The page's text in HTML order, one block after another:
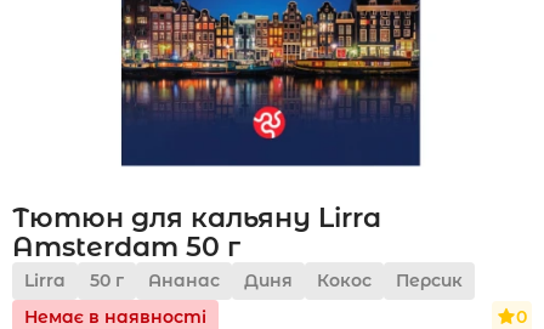
Укр
Тютюн для кальяну Lirra
Amsterdam 50 г
Lirra 50 г Ананас Диня Кокос
Персик
Немає в наявності
0